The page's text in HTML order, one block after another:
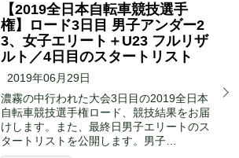
【2019全日本自転車競技選手
権】ロード3日目 男子アンダー2
3、女子エリート＋U23 フルリザ
ルト／4日目のスタートリスト
2019年06月29日
濃霧の中行われた大会3日目の2019全日本
自転車競技選手権ロード、競技結果をお届
けします。また、最終日男子エリートのス
タートリストを公開します。男子…